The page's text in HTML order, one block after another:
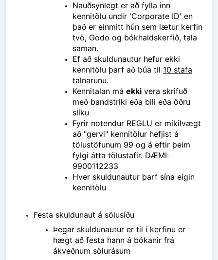
Nauðsynlegt er að fylla inn
kennitölu undir 'Corporate ID' en
það er einmitt hún sem lætur kerfin
tvö, Godo og bókhaldskerfið, tala
saman.
Ef að skuldunautur hefur ekki
kennitölu þarf að búa til 10 stafa
talnarunu.
Kennitalan má ekki vera skrifuð
með bandstriki eða bili eða öðru
slíku
Fyrir notendur REGLU er mikilvægt
að "gervi" kennitölur hefjist á
tölustöfunum 99 og á eftir þeim
fylgi átta tölustafir. DÆMI:
9900112233
Hver skuldunautur þarf sína eigin
kennitölu
Festa skuldunaut á sölusíðu
Þegar skuldunautur er til í kerfinu er
hægt að festa hann á bókanir frá
ákveðnum sölurásum